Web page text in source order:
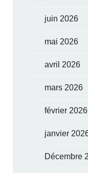
juin 2026
mai 2026
avril 2026
mars 2026
février 2026
janvier
Décembre